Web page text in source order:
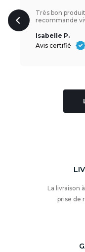
Très bon
recommande
Isabelle P.
Avis certifié
La livraison
prise de